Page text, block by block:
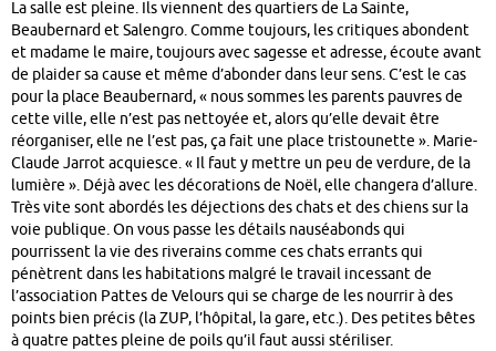
La salle est pleine. Ils viennent des quartiers de La Sainte,
Beaubernard et Salengro. Comme toujours, les critiques abondent
et madame le maire, toujours avec sagesse et adresse, écoute avant
de plaider sa cause et même d’abonder dans leur sens. C’est le cas
pour la place Beaubernard, « nous sommes les parents pauvres de
cette ville, elle n’est pas nettoyée et, alors qu’elle devait être
réorganiser, elle ne l’est pas, ça fait une place tristounette ». Marie-
Claude Jarrot acquiesce. « Il faut y mettre un peu de verdure, de la
lumière ». Déjà avec les décorations de Noël, elle changera d’allure.
Très vite sont abordés les déjections des chats et des chiens sur la
voie publique. On vous passe les détails nauséabonds qui
pourrissent la vie des riverains comme ces chats errants qui
pénètrent dans les habitations malgré le travail incessant de
l’association Pattes de Velours qui se charge de les nourrir à des
points bien précis (la ZUP, l’hôpital, la gare, etc.). Des petites bêtes
à quatre pattes pleine de poils qu’il faut aussi stériliser.